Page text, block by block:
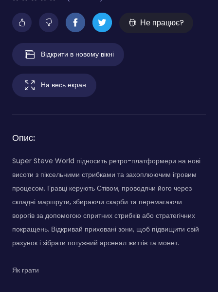
Не працює?
Відкрити в новому вікні
На весь екран
Опис:
Super Steve World підносить ретро-платформери на нові
висоти з піксельними стрибками та захоплюючим ігровим
процесом. Гравці керують Стівом, проводячи його через
складні маршрути, збираючи скарби та перемагаючи
ворогів за допомогою спритних стрибків або стратегічних
покращень. Відкривай приховані зони, щоб підвищити свій
рахунок і зібрати потужний арсенал життів та монет.
Як грати